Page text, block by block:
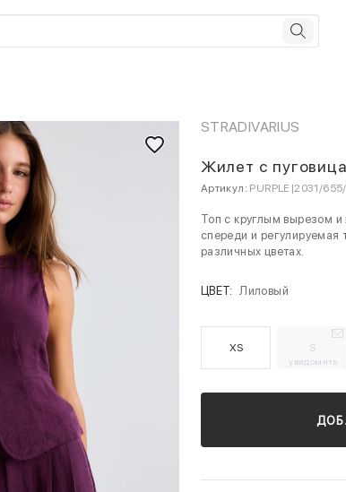
STRADIVARIUS
Жилет с
Артикул: PURPLE|2031/
Топ с круглым вырезом
спереди и регулируемая
различных цветах.
ЦВЕТ: Лиловый
XS S
уведомить